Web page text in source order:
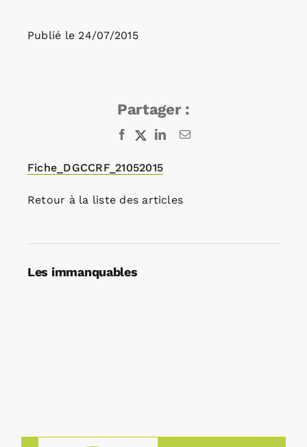
Rechercher:
Publié le 24/07/2015
Partager :
Facebook
X LinkedInEmail
Fiche_DGCCRF_21052015
Retour à la liste des articles
Les immanquables